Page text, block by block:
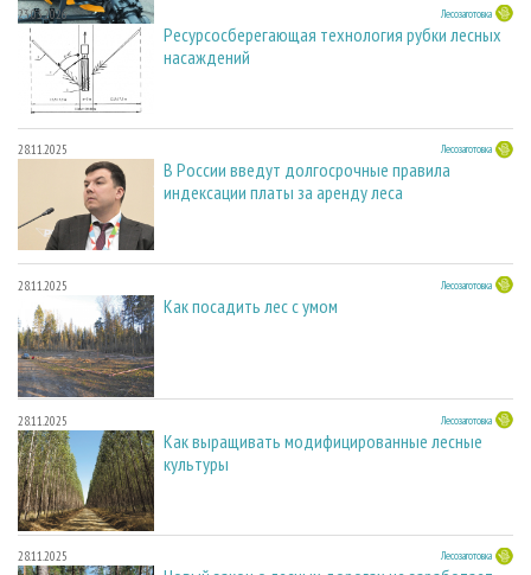
23.03.2026 Лесозаготовка
Ресурсосберегающая технология рубки лесных
насаждений
28.11.2025 Лесозаготовка
В России введут долгосрочные правила
индексации платы за аренду леса
28.11.2025 Лесозаготовка
Как посадить лес с умом
28.11.2025 Лесозаготовка
Как выращивать модифицированные лесные
культуры
28.11.2025 Лесозаготовка